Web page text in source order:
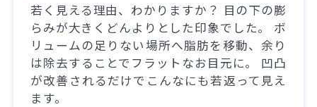
若く見える理由、わかりますか？ 目の下の膨
らみが大きくどんよりとした印象でした。 ボ
リュームの足りない場所へ脂肪を移動、余り
は除去することでフラットなお目元に。 凹凸
が改善されるだけでこんなにも若返って見え
ます。